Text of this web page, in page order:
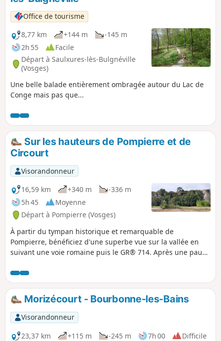
Office de tourisme
8,77 km
+144 m
-145 m
2h 55
Facile
Départ à Saulxures-lès-Bulgnéville
(Vosges)
Une belle balade entièrement ombragée autour du Lac de
Conge mais pas que...
Sur les hauteurs de Pompierre et de
Circourt
Visorandonneur
16,59 km
+340 m
-336 m
5h 45
Moyenne
Départ à Pompierre (Vosges)
À partir du tympan historique et remarquable de
Pompierre, bénéficiez d'une superbe vue sur la vallée en
suivant une voie romaine puis le GR® 714. Après une pause
calvaire est à voir) et un long passage sous l'ombre des
forêts, traversez Jainvilotte et affrontez la Rue de la Folie
pour rejoindre Pompierre.
Morizécourt - Bourbonne-les-Bains
Visorandonneur
23,37 km
+115 m -245 m 7h 00
Difficile